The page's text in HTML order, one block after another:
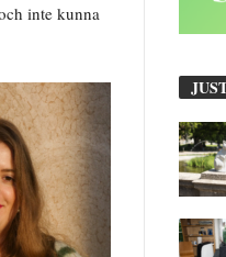
inte kunna